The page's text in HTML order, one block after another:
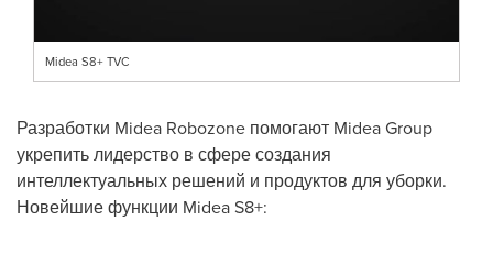
Midea S8+ TVC
Разработки Midea Robozone помогают Midea Group
укрепить лидерство в сфере создания
интеллектуальных решений и продуктов для уборки.
Новейшие функции Midea S8+: